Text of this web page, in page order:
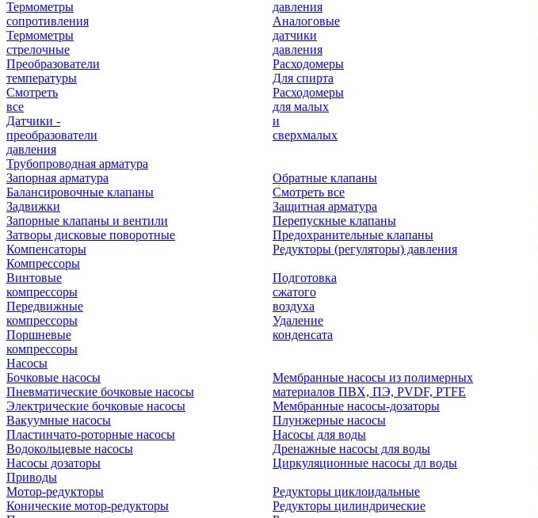
Термометры
сопротивления
Термометры
стрелочные
Преобразователи
температуры
Смотреть
все
Датчики -
преобразователи
давления
давления
Аналоговые
датчики
давления
Расходомеры
Для спирта
Расходомеры
для малых
и
сверхмалых
Трубопроводная арматура
Запорная арматура
Балансировочные клапаны
Задвижки
Запорные клапаны и вентили
Затворы дисковые поворотные
Компенсаторы
Обратные клапаны
Смотреть все
Защитная арматура
Перепускные клапаны
Предохранительные клапаны
Редукторы (регуляторы) давления
Компрессоры
Винтовые
компрессоры
Передвижные
компрессоры
Поршневые
компрессоры
Подготовка
сжатого
воздуха
Удаление
конденсата
Насосы
Бочковые насосы
Пневматические бочковые насосы
Электрические бочковые насосы
Вакуумные насосы
Пластинчато-роторные насосы
Водокольцевые насосы
Насосы дозаторы
Мембранные насосы из полимерных
материалов ПВХ, ПЭ, PVDF, PTFE
Мембранные насосы-дозаторы
Плунжерные насосы
Насосы для воды
Дренажные насосы для воды
Циркуляционные насосы дл воды
Приводы
Мотор-редукторы
Конические мотор-редукторы
Редукторы циклоидальные
Редукторы цилиндрические